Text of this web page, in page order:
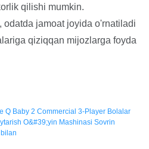
qilishi mumkin.
jamoat joyida o'rnatiladi
qiziqqan mijozlarga foyda